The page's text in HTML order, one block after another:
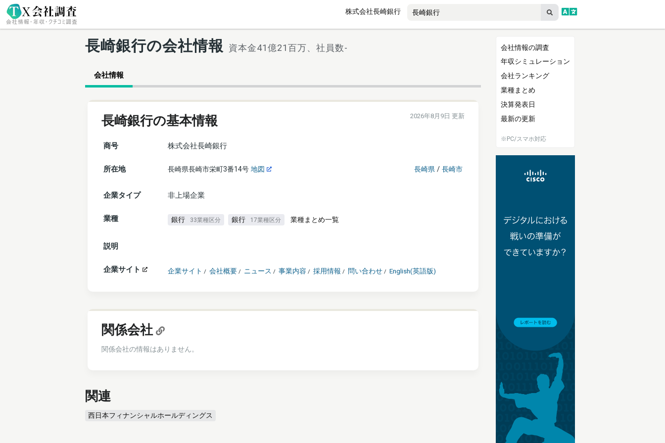
株式会社長崎銀行
長崎銀行の会社情報 資本金41億21百万、社員数-
会社情報
長崎銀行の基本情報 2026年8月9日 更新
商号 株式会社長崎銀行
所在地 長崎県長崎市栄町3番14号 地図 長崎県 / 長崎市
企業タイプ 非上場企業
業種 銀行 33業種区分 銀行 17業種区分 業種まとめ一覧
説明
企業サイト 企業サイト / 会社概要 / ニュース / 事業内容 / 採用情報 / 問い合わせ / English(英語版)
関係会社
関係会社の情報はありません。
関連
西日本フィナンシャルホールディングス
会社情報の調査
年収シミュレーション
会社ランキング
業種まとめ
決算発表日
最新の更新
※PC/スマホ対応